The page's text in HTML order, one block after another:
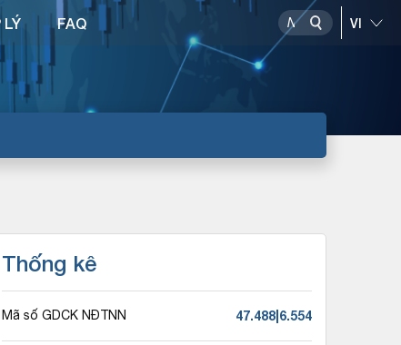
LÝ FAQ
Thống kê
Mã số GDCK NĐTNN 47.488|6.554